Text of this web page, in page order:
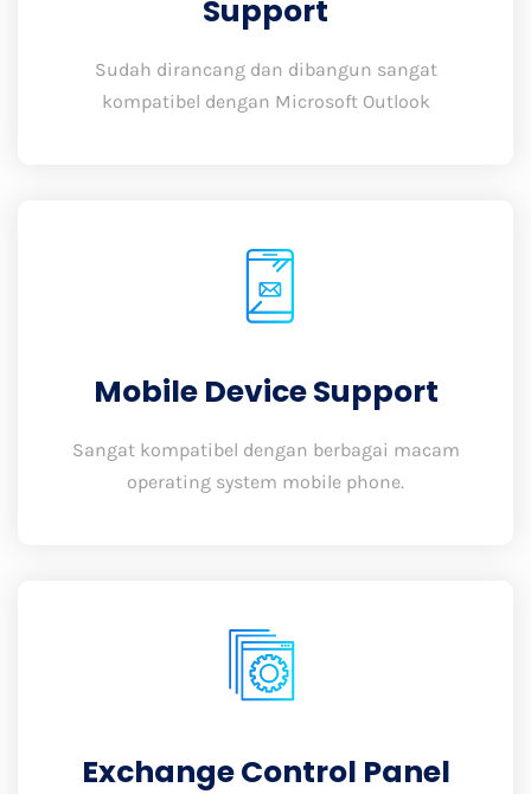
Support
Sudah dirancang dan dibangun sangat
kompatibel dengan Microsoft Outlook
Mobile Device Support
Sangat kompatibel dengan berbagai macam
operating system mobile phone.
Exchange Control Panel